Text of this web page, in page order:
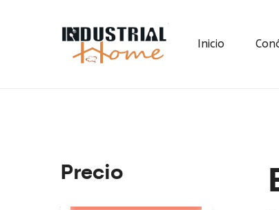
Inicio
Precio